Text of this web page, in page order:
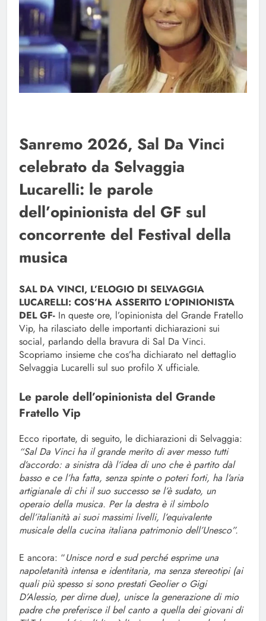
Sanremo 2026, Sal Da Vinci
celebrato da Selvaggia
Lucarelli: le parole
dell’opinionista del GF sul
concorrente del Festival della
musica
SAL DA VINCI, L’ELOGIO DI SELVAGGIA
LUCARELLI: COS’HA ASSERITO L’OPINIONISTA
DEL GF- In queste ore, l’opinionista del Grande Fratello
Vip, ha rilasciato delle importanti dichiarazioni sui
social, parlando della bravura di Sal Da Vinci.
Scopriamo insieme che cos’ha dichiarato nel dettaglio
Selvaggia Lucarelli sul suo profilo X ufficiale.
Le parole dell’opinionista del Grande
Fratello Vip
Ecco riportate, di seguito, le dichiarazioni di Selvaggia:
“Sal Da Vinci ha il grande merito di aver messo tutti
d’accordo: a sinistra dà l’idea di uno che è partito dal
basso e ce l’ha fatta, senza spinte o poteri forti, ha l’aria
artigianale di chi il suo successo se l’è sudato, un
operaio della musica. Per la destra è il simbolo
dell’italianità ai suoi massimi livelli, l’equivalente
musicale della cucina italiana patrimonio dell’Unesco”.
E ancora: “Unisce nord e sud perché esprime una
napoletanità intensa e identitaria, ma senza stereotipi (ai
quali più spesso si sono prestati Geolier o Gigi
D’Alessio, per dirne due), unisce la generazione di mio
padre che preferisce il bel canto a quella dei giovani di